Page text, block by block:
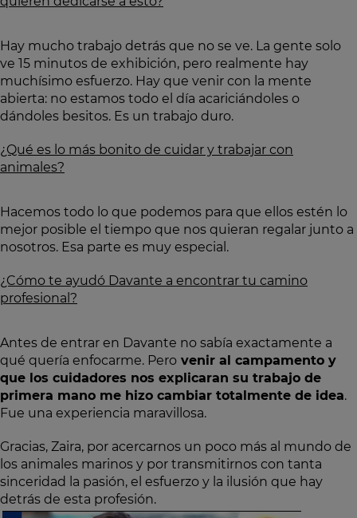
Hay mucho trabajo detrás que no se ve. La gente solo
ve 15 minutos de exhibición, pero realmente hay
muchísimo esfuerzo. Hay que venir con la mente
abierta: no estamos todo el día acariciándoles o
dándoles besitos. Es un trabajo duro.
¿Qué es lo más bonito de cuidar y trabajar con
animales?
Hacemos todo lo que podemos para que ellos estén lo
mejor posible el tiempo que nos quieran regalar junto a
nosotros. Esa parte es muy especial.
¿Cómo te ayudó Davante a encontrar tu camino
profesional?
Antes de entrar en Davante no sabía exactamente a
qué quería enfocarme. Pero venir al campamento y
que los cuidadores nos explicaran su trabajo de
primera mano me hizo cambiar totalmente de idea.
Fue una experiencia maravillosa.
Gracias, Zaira, por acercarnos un poco más al mundo de
los animales marinos y por transmitirnos con tanta
sinceridad la pasión, el esfuerzo y la ilusión que hay
detrás de esta profesión.